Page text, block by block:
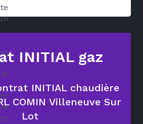
INITIAL gaz
INITIAL chaudière
COMIN Villeneuve Sur
Lot